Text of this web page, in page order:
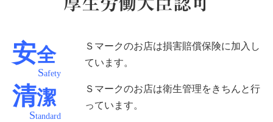
安全
Safety
Ｓマークのお店は損害賠償保険に加入し
ています。
清潔
Standard
Ｓマークのお店は衛生管理をきちんと行
っています。